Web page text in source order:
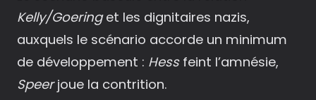
Kelly/Goeringet les dignitaires nazis,
auxquels le scénario accorde un minimum
de développement : Hessfeint l’amnésie,
Speerjoue la contrition.